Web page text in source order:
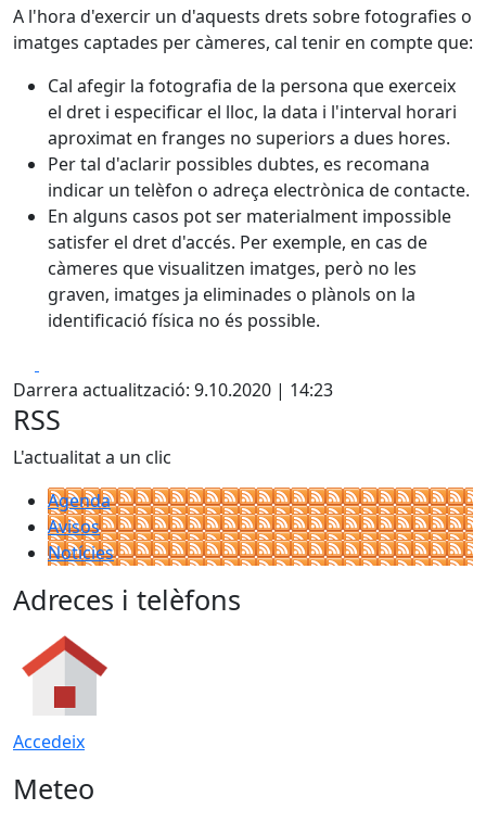
A l'hora d'exercir un d'aquests drets sobre fotografies o
imatges captades per càmeres, cal tenir en compte que:
Cal afegir la fotografia de la persona que exerceix
el dret i especificar el lloc, la data i l'interval horari
aproximat en franges no superiors a dues hores.
Per tal d'aclarir possibles dubtes, es recomana
indicar un telèfon o adreça electrònica de contacte.
En alguns casos pot ser materialment impossible
satisfer el dret d'accés. Per exemple, en cas de
càmeres que visualitzen imatges, però no les
graven, imatges ja eliminades o plànols on la
identificació física no és possible.
Darrera actualització: 9.10.2020 | 14:23
RSS
L'actualitat a un clic
Agenda
Avisos
Notícies
Adreces i telèfons
Accedeix
Meteo